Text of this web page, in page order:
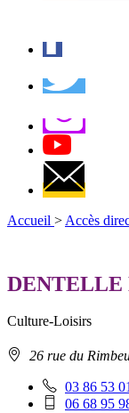
Accueil > Accès
DENTELLE
Culture-Loisirs
Adresse26 rue du
Téléphone
fixe
03 86 53
Téléphone
06 68 95